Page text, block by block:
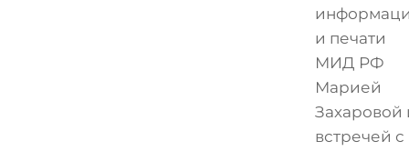
и печати
МИД РФ
Марией
Захаровой
встречей с